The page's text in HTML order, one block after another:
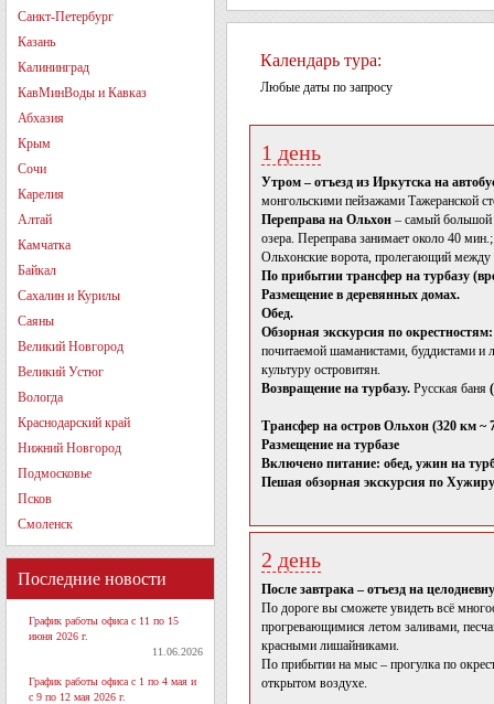
Санкт-Петербург
Казань
Калининград
КавМинВоды и Кавказ
Абхазия
Крым
Сочи
Карелия
Алтай
Камчатка
Байкал
Сахалин и Курилы
Саяны
Великий Новгород
Великий Устюг
Вологда
Краснодарский край
Нижний Новгород
Подмосковье
Псков
Смоленск
Последние новости
График работы офиса с 11 по 15
июня 2026 г.
11.06.2026
График работы офиса с 1 по 4 мая и
с 9 по 12 мая 2026 г.
Календарь тура:
Любые даты по запросу
1 день
Утром – отъезд из Иркутска на
монгольскими пейзажами Тажеранской
Переправа на Ольхон – самый большой
озера. Переправа занимает около 40
Ольхонские ворота, пролегающий
По прибытии трансфер на турбазу
Размещение в деревянных домах.
Обед.
Обзорная экскурсия по
почитаемой шаманистами, буддистами и
культуру островитян.
Возвращение на турбазу. Русская баня
Трансфер на остров Ольхон (320 км ~
Размещение на турбазе
Включено питание: обед, ужин на
Пешая обзорная экскурсия по
2 день
После завтрака – отъезд на
По дороге вы сможете увидеть всё
прогревающимися летом заливами,
красными лишайниками.
По прибытии на мыс – прогулка по
открытом воздухе.